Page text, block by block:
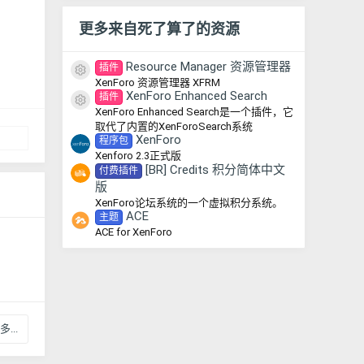
...
更多来自死了算了的资源
资源图标
插件 Resource Manager 资源管理器
XenForo 资源管理器 XFRM
资源图标
插件 XenForo Enhanced Search
XenForo Enhanced Search是一个插件，它
取代了内置的XenForoSearch系统
程序包 XenForo
Xenforo 2.3正式版
付费插件
[BR] Credits 积分简体中文
版
XenForo论坛系统的一个虚拟积分系统。
主题 ACE
ACE for XenForo